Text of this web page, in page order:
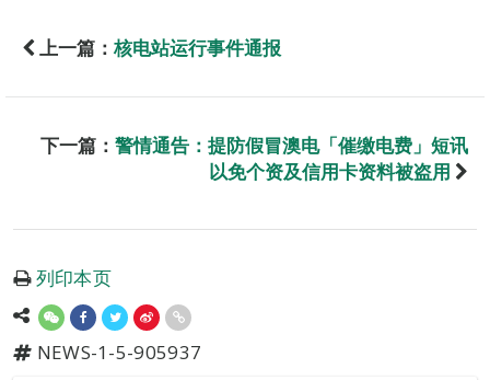
上一篇： 核电站运行事件通报
下一篇： 警情通告：提防假冒澳电「催缴电费」短讯
以免个资及信用卡资料被盗用
列印本页
NEWS-1-5-905937